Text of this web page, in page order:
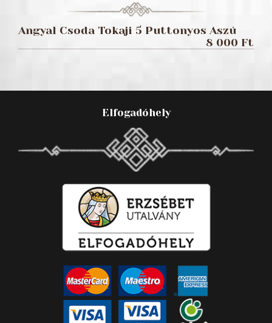
Angyal Csoda Tokaji 5 Puttonyos Aszú
8 000 Ft
Elfogadóhely